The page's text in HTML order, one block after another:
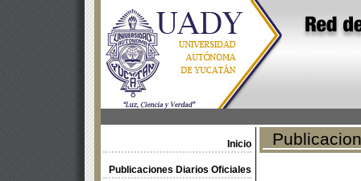
Inicio
Publicaciones Diarios Oficiales